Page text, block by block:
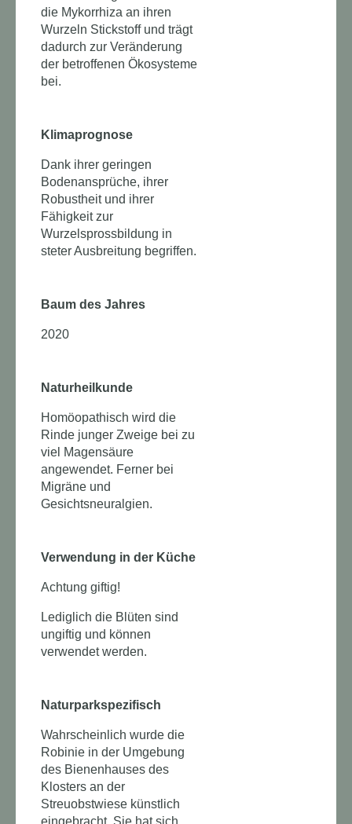
die Mykorrhiza an ihren
Wurzeln Stickstoff und trägt
dadurch zur Veränderung
der betroffenen Ökosysteme
bei.
Klimaprognose
Dank ihrer geringen
Bodenansprüche, ihrer
Robustheit und ihrer
Fähigkeit zur
Wurzelsprossbildung in
steter Ausbreitung begriffen.
Baum des Jahres
2020
Naturheilkunde
Homöopathisch wird die
Rinde junger Zweige bei zu
viel Magensäure
angewendet. Ferner bei
Migräne und
Gesichtsneuralgien.
Verwendung in der Küche
Achtung giftig!
Lediglich die Blüten sind
ungiftig und können
verwendet werden.
Naturparkspezifisch
Wahrscheinlich wurde die
Robinie in der Umgebung
des Bienenhauses des
Klosters an der
Streuobstwiese künstlich
eingebracht. Sie hat sich